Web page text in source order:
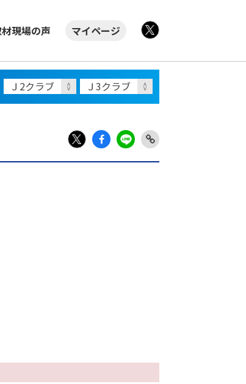
現場の声
マイページ
X
Fac LIN Link